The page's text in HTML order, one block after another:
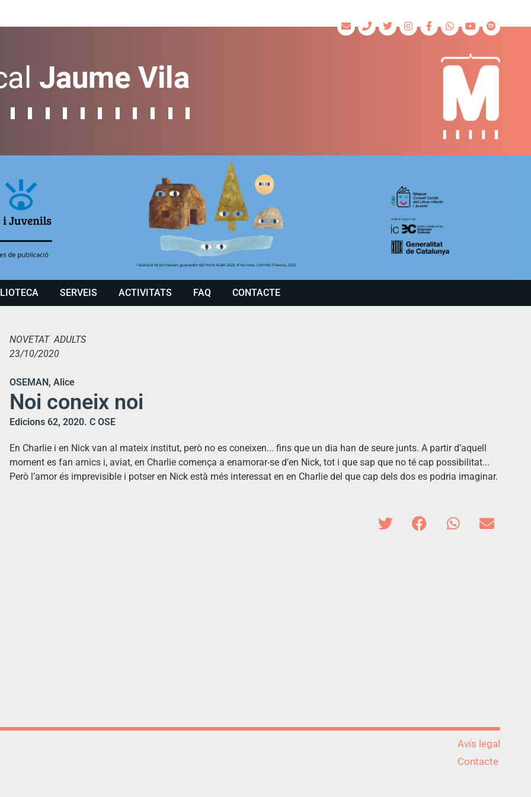
SERVEIS ACTIVITATS FAQ CONTACTE
NOVETAT ADULTS
23/10/2020
OSEMAN, Alice
Noi coneix noi
Edicions 62, 2020. C OSE
En Charlie i en Nick van al mateix institut, però no es coneixen... fins que un dia han de seure junts. A partir d’aquell
moment es fan amics i, aviat, en Charlie comença a enamorar-se d’en Nick, tot i que sap que no té cap possibilitat...
Però l’amor és imprevisible i potser en Nick està més interessat en en Charlie del que cap dels dos es podria imaginar.
Avís legal
Contacte